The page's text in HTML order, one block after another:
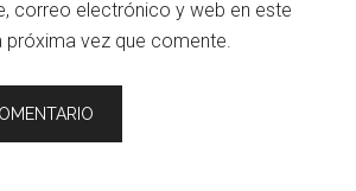
correo electrónico y web en este
vez que comente.